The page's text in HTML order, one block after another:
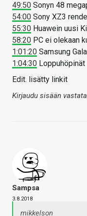
49:50 Sonyn 48
54:00 Sony XZ3
55:30 Huawein uusi
58:20 PC ei olekaan
1:01:20 Samsung
1:04:30 Loppuhöpinät
Edit. lisätty linkit
Kirjaudu sisään
Sampsa
3.8.2018
mikkelson